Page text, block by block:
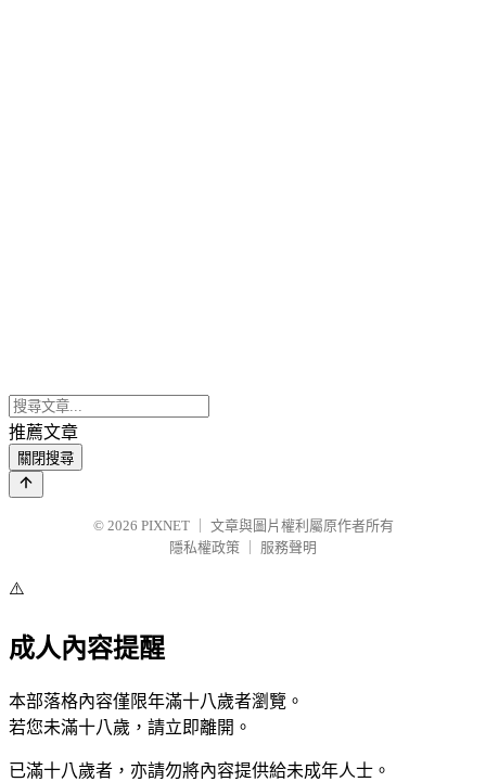
推薦文章
關閉搜尋
© 2026 PIXNET
文章與圖片權利屬原作者所有
隱私權政策
服務聲明
⚠️
成人內容提醒
本部落格內容僅限年滿十八歲者瀏覽。
若您未滿十八歲，請立即離開。
已滿十八歲者，亦請勿將內容提供給未成年人士。